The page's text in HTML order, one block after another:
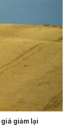
giảm lại